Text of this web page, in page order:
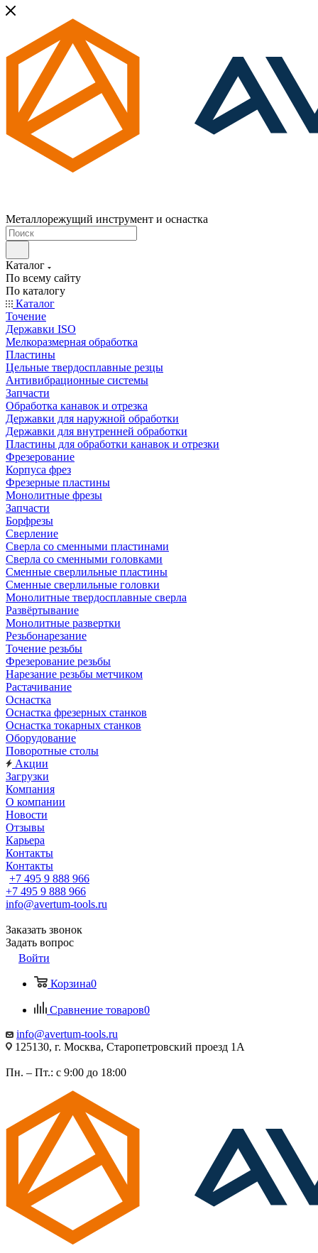
Металлорежущий инструмент и оснастка
Каталог
По всему сайту
По каталогу
Каталог
Точение
Державки ISO
Мелкоразмерная обработка
Пластины
Цельные твердосплавные резцы
Антивибрационные системы
Запчасти
Обработка канавок и отрезка
Державки для наружной обработки
Державки для внутренней обработки
Пластины для обработки канавок и отрезки
Фрезерование
Корпуса фрез
Фрезерные пластины
Монолитные фрезы
Запчасти
Борфрезы
Сверление
Сверла со сменными пластинами
Сверла со сменными головками
Сменные сверлильные пластины
Сменные сверлильные головки
Монолитные твердосплавные сверла
Развёртывание
Монолитные развертки
Резьбонарезание
Точение резьбы
Фрезерование резьбы
Нарезание резьбы метчиком
Растачивание
Оснастка
Оснастка фрезерных станков
Оснастка токарных станков
Оборудование
Поворотные столы
Акции
Загрузки
Компания
О компании
Новости
Отзывы
Карьера
Контакты
Контакты
+7 495 9 888 966
+7 495 9 888 966
info@avertum-tools.ru
Заказать звонок
Задать вопрос
Войти
Корзина0
Сравнение товаров0
info@avertum-tools.ru
125130, г. Москва, Старопетровский проезд 1А
Пн. – Пт.: с 9:00 до 18:00